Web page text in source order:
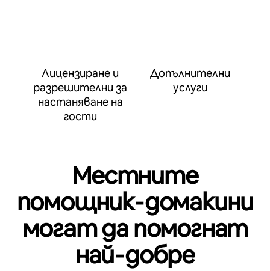
Лицензиране и
разрешителни за
настаняване на
гости
Допълнителни
услуги
Местните
помощник‑домакини
могат да помогнат
най‑добре